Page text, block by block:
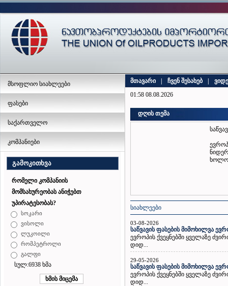
მსოფლიო სიახლეები
ფასები
საქართველო
კომპანიები
გამოკითხვა
რომელი კომპანიის
მომსახურეობას ანიჭებთ
უპირატესობას?
სოკარი
ვისოლი
ლუკოილი
რომპეტროლი
გალფი
სულ:6938 ხმა
მთავარი ჩვენ შესახებ
01:58 08.08.2026
დღის თემა
ხოლო
სიახლეები
03-08-2026
საწვავის ფასების მიმოხილვა
ევროპის ქვეყნებში ყველაზე
დიდ...
29-05-2026
საწვავის ფასების მიმოხილვა
ევროპის ქვეყნებში ყველაზე
დიდ...